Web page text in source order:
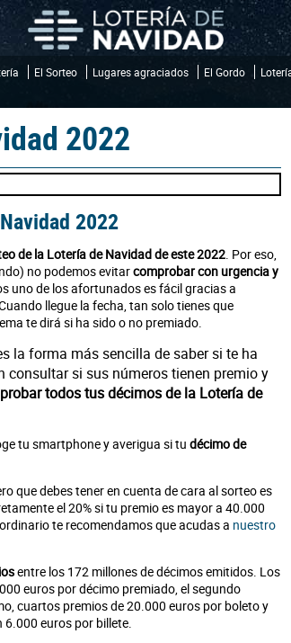
El Sorteo Lugares agraciados El Gordo
2022
2022
de la Lotería de Navidad de este 2022. Por eso,
no podemos evitarcomprobar con urgencia y
uno de los afortunados es fácil gracias a
llegue la fecha, tan solo tienes que
te dirá si ha sido o no premiado.
la forma más sencilla de saber si te ha
consultar si sus números tienen premio y
todos tus décimos de la Lotería de
tu smartphone y averigua si tu décimo de
que debes tener en cuenta de cara al sorteo es
el 20% si tu premio es mayor a 40.000
te recomendamos que acudas a nuestro
entre los 172 millones de décimos emitidos. Los
euros por décimo premiado, el segundo
cuartos premios de 20.000 euros por boleto y
euros por billete.